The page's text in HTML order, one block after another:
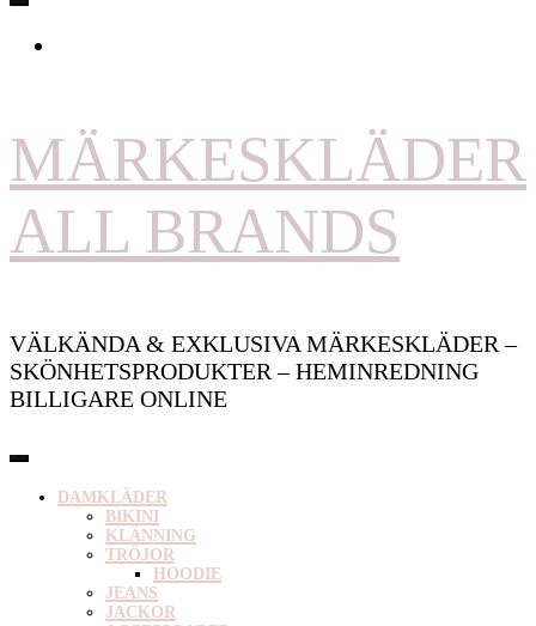
MÄRKESKLÄDER
ALL BRANDS
VÄLKÄNDA & EXKLUSIVA MÄRKESKLÄDER –
SKÖNHETSPRODUKTER – HEMINREDNING
BILLIGARE ONLINE
DAMKLÄDER
BIKINI
KLÄNNING
TRÖJOR
HOODIE
JEANS
JACKOR